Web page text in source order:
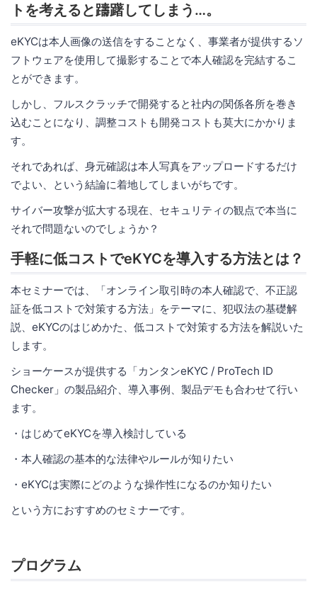
トを考えると躊躇してしまう…。
eKYCは本人画像の送信をすることなく、事業者が提供するソ
フトウェアを使用して撮影することで本人確認を完結するこ
とができます。
しかし、フルスクラッチで開発すると社内の関係各所を巻き
込むことになり、調整コストも開発コストも莫大にかかりま
す。
それであれば、身元確認は本人写真をアップロードするだけ
でよい、という結論に着地してしまいがちです。
サイバー攻撃が拡大する現在、セキュリティの観点で本当に
それで問題ないのでしょうか？
手軽に低コストでeKYCを導入する方法とは？
本セミナーでは、「オンライン取引時の本人確認で、不正認
証を低コストで対策する方法」をテーマに、犯収法の基礎解
説、eKYCのはじめかた、低コストで対策する方法を解説いた
します。
ショーケースが提供する「カンタンeKYC / ProTech ID
Checker」の製品紹介、導入事例、製品デモも合わせて行い
ます。
・はじめてeKYCを導入検討している
・本人確認の基本的な法律やルールが知りたい
・eKYCは実際にどのような操作性になるのか知りたい
という方におすすめのセミナーです。
プログラム